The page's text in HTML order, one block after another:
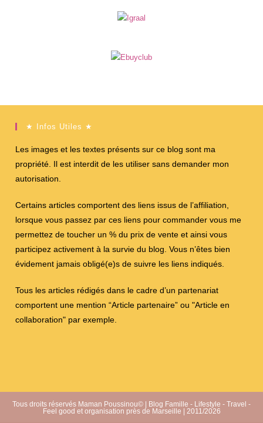
★ Infos Utiles ★
Les images et les textes présents sur ce blog sont ma
propriété. Il est interdit de les utiliser sans demander mon
autorisation.
Certains articles comportent des liens issus de l’affiliation,
lorsque vous passez par ces liens pour commander vous me
permettez de toucher un % du prix de vente et ainsi vous
participez activement à la survie du blog. Vous n’êtes bien
évidement jamais obligé(e)s de suivre les liens indiqués.
Tous les articles rédigés dans le cadre d’un partenariat
comportent une mention “Article partenaire” ou "Article en
collaboration" par exemple.
Tous droits réservés Maman Poussinou© | Blog Famille - Lifestyle - Travel -
Feel good et organisation près de Marseille | 2011/2026